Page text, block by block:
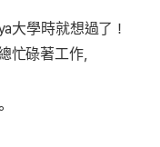
大學時就想過了！
忙碌著工作，